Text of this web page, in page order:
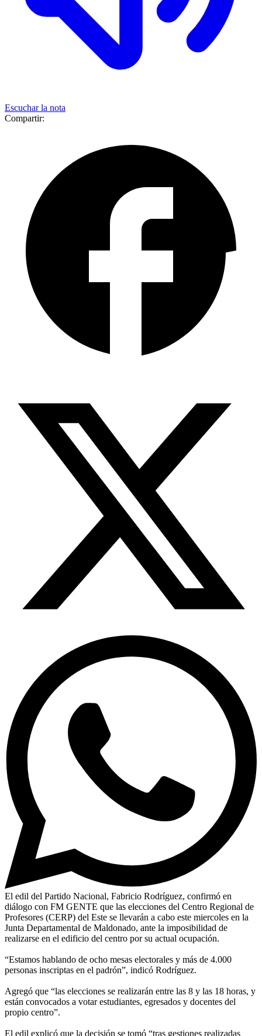
Escuchar la nota
Compartir:
El edil del Partido Nacional, Fabricio Rodríguez, confirmó en
diálogo con FM GENTE que las elecciones del Centro Regional de
Profesores (CERP) del Este se llevarán a cabo este miercoles en la
Junta Departamental de Maldonado, ante la imposibilidad de
realizarse en el edificio del centro por su actual ocupación.
“Estamos hablando de ocho mesas electorales y más de 4.000
personas inscriptas en el padrón”, indicó Rodríguez.
Agregó que “las elecciones se realizarán entre las 8 y las 18 horas, y
están convocados a votar estudiantes, egresados y docentes del
propio centro”.
El edil explicó que la decisión se tomó “tras gestiones realizadas